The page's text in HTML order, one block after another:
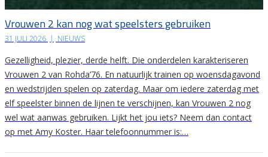
Vrouwen 2 kan nog wat speelsters gebruiken
31 JULI 2026 | NIEUWS
Gezelligheid, plezier, derde helft. Die onderdelen karakteriseren
Vrouwen 2 van Rohda’76. En natuurlijk trainen op woensdagavond
en wedstrijden spelen op zaterdag. Maar om iedere zaterdag met
elf speelster binnen de lijnen te verschijnen, kan Vrouwen 2 nog
wel wat aanwas gebruiken. Lijkt het jou iets? Neem dan contact
op met Amy Koster. Haar telefoonnummer is:…